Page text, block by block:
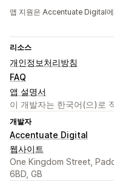
앱 지원은 Accentuate Digital
리소스
개인정보처리방침
FAQ
앱 설명서
이 개발자는 한국어(으)로
개발자
Accentuate Digital
웹사이트
One Kingdom Street,
6BD, GB